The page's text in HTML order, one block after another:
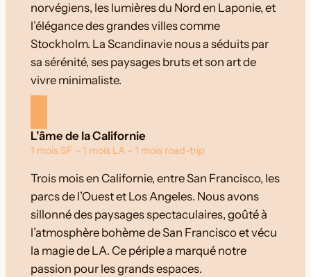
norvégiens, les lumières du Nord en Laponie, et
l’élégance des grandes villes comme
Stockholm. La Scandinavie nous a séduits par
sa sérénité, ses paysages bruts et son art de
vivre minimaliste.
L’âme de la Californie
1 mois SF – 1 mois LA – 1 mois road-trip
Trois mois en Californie, entre San Francisco, les
parcs de l’Ouest et Los Angeles. Nous avons
sillonné des paysages spectaculaires, goûté à
l’atmosphère bohème de San Francisco et vécu
la magie de LA. Ce périple a marqué notre
passion pour les grands espaces.